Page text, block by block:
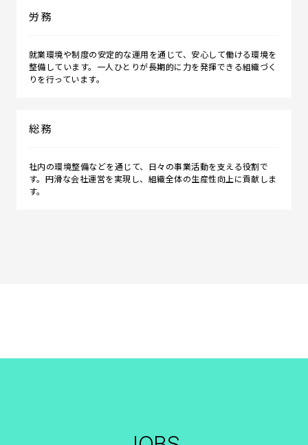
労務
就業環境や制度の安定的な運用を通じて、安心して働ける環境を
整備しています。一人ひとりが長期的に力を発揮できる組織づく
りを行っています。
総務
社内の環境整備などを通じて、日々の事業活動を支える役割で
す。円滑な会社運営を実現し、組織全体の生産性向上に貢献しま
す。